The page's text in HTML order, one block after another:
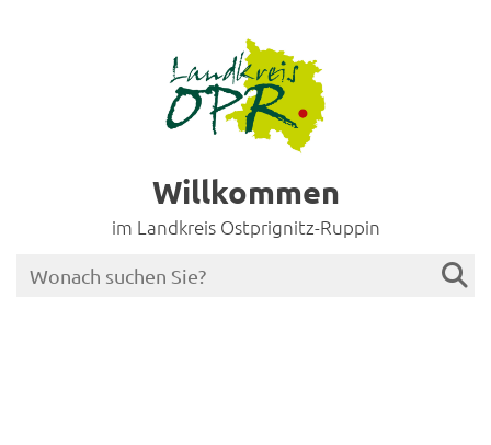
Willkommen
im Landkreis Ostprignitz-Ruppin